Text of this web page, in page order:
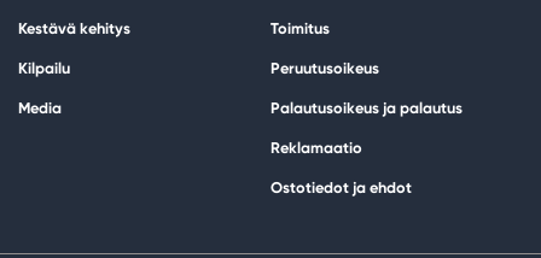
Kestävä kehitys
Kilpailu
Media
Toimitus
Peruutusoikeus
Palautusoikeus ja palautus
Reklamaatio
Ostotiedot ja ehdot